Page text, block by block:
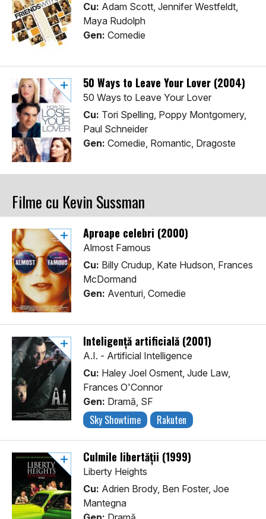
Cu: Adam Scott, Jennifer Westfeldt,
Maya Rudolph
Gen: Comedie
50 Ways to Leave Your Lover (2004)
50 Ways to Leave Your Lover
Cu: Tori Spelling, Poppy Montgomery,
Paul Schneider
Gen: Comedie, Romantic, Dragoste
Filme cu Kevin Sussman
Aproape celebri (2000)
Almost Famous
Cu: Billy Crudup, Kate Hudson, Frances
McDormand
Gen: Aventuri, Comedie
Inteligență artificială (2001)
A.I. - Artificial Intelligence
Cu: Haley Joel Osment, Jude Law,
Frances O'Connor
Gen: Dramă, SF
Sky Showtime Rakuten
Culmile libertății (1999)
Liberty Heights
Cu: Adrien Brody, Ben Foster, Joe
Mantegna